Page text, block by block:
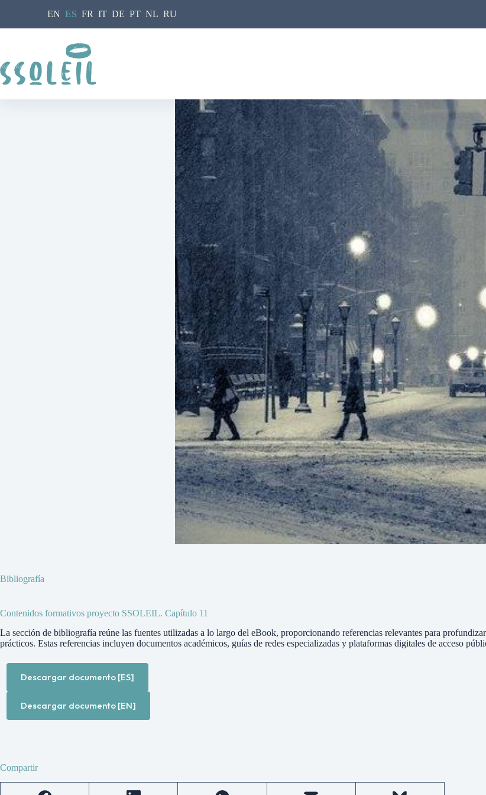
EN ES FR IT DE PT NL RU
Bibliografía
Contenidos formativos proyecto SSOLEIL. Capítulo 11
La sección de bibliografía reúne las fuentes utilizadas a lo largo del eBook, proporcionando referencias relevantes para
prácticos. Estas referencias incluyen documentos académicos, guías de redes especializadas y plataformas digitales de acceso
Descargar documento [ES]
Descargar documento [EN]
Compartir